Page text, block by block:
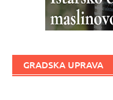
GRADSKA UPRAVA